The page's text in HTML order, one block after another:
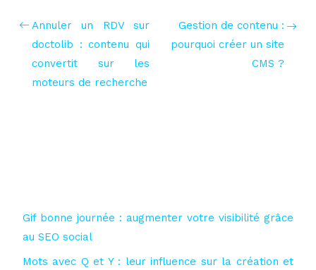
Annuler un RDV sur
doctolib : contenu qui
convertit sur les
moteurs de recherche
Gestion de contenu :
pourquoi créer un site
CMS ?
Gif bonne journée : augmenter votre visibilité grâce
au SEO social
Mots avec Q et Y : leur influence sur la création et